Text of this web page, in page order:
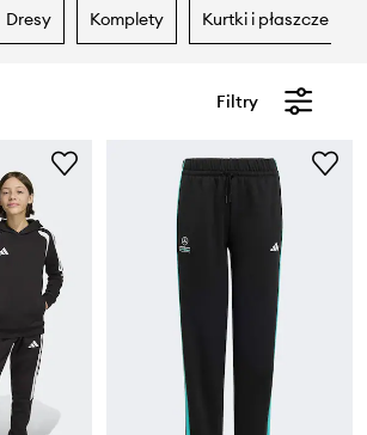
dresy komplety kurtki i płaszcze
Filtry